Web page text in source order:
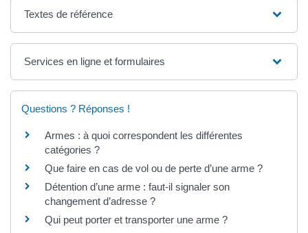
Textes de référence
Services en ligne et formulaires
Questions ? Réponses !
Armes : à quoi correspondent les différentes
catégories ?
Que faire en cas de vol ou de perte d’une arme ?
Détention d’une arme : faut-il signaler son
changement d’adresse ?
Qui peut porter et transporter une arme ?